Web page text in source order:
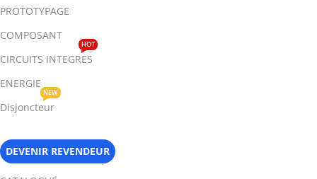
PROTOTYPAGE
COMPOSANT
CIRCUITS INTEGRES
HOT
ENERGIE
Disjoncteur
NEW
DEVENIR REVENDEUR